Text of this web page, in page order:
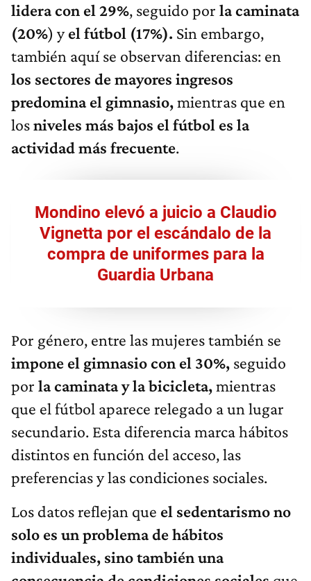
lidera con el 29%, seguido por la caminata
(20%) yel fútbol (17%). Sin embargo,
también aquí se observan diferencias: en
los sectores de mayores ingresos
predomina el gimnasio,mientras que en
losniveles más bajos el fútbol es la
actividad más frecuente.
Mondino elevó a juicio a Claudio
Vignetta por el escándalo de la
compra de uniformes para la
Guardia Urbana
Por género, entre las mujeres también se
impone el gimnasio con el 30%, seguido
por la caminata y la bicicleta,mientras
que el fútbol aparece relegado a un lugar
secundario. Esta diferencia marca hábitos
distintos en función del acceso, las
preferencias y las condiciones sociales.
Los datos reflejan que el sedentarismo no
solo es un problema de hábitos
individuales, sino también una